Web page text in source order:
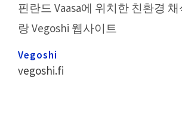
핀란드 Vaasa에 위치한 친환경
랑 Vegoshi 웹사이트
Vegoshi
vegoshi.fi